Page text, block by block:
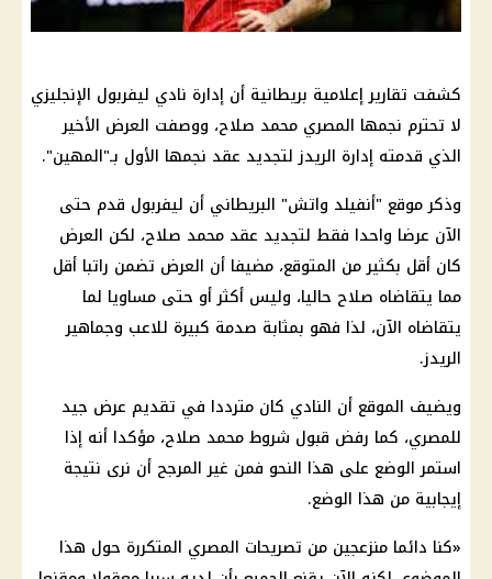
كشفت تقارير إعلامية بريطانية أن إدارة نادي ليفربول الإنجليزي
لا تحترم نجمها المصري محمد صلاح، ووصفت العرض الأخير
الذي قدمته إدارة الريدز لتجديد عقد نجمها الأول بـ"المهين".
وذكر موقع "أنفيلد واتش" البريطاني أن ليفربول قدم حتى
الآن عرضا واحدا فقط لتجديد عقد محمد صلاح، لكن العرض
كان أقل بكثير من المتوقع، مضيفا أن العرض تضمن راتبا أقل
مما يتقاضاه صلاح حاليا، وليس أكثر أو حتى مساويا لما
يتقاضاه الآن، لذا فهو بمثابة صدمة كبيرة للاعب وجماهير
الريدز.
ويضيف الموقع أن النادي كان مترددا في تقديم عرض جيد
للمصري، كما رفض قبول شروط محمد صلاح، مؤكدا أنه إذا
استمر الوضع على هذا النحو فمن غير المرجح أن نرى نتيجة
إيجابية من هذا الوضع.
«كنا دائما منزعجين من تصريحات المصري المتكررة حول هذا